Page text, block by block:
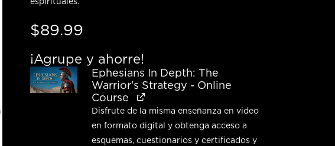
$89.99
¡Agrupe y ahorre!
Ephesians In Depth: The
Warrior's Strategy - Online
Course
Disfrute de la misma enseñanza en video
en formato digital y obtenga acceso a
esquemas, cuestionarios y certificados y